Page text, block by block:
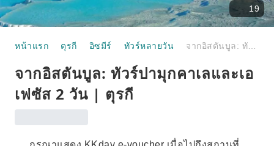
19
หน้าแรก ตุรกี อิซมีร์ ทัวร์หลายวัน
จากอิสตันบูล: ทัวร์ปามุกคาเลและเอ
เฟซัส 2 วัน | ตุรกี